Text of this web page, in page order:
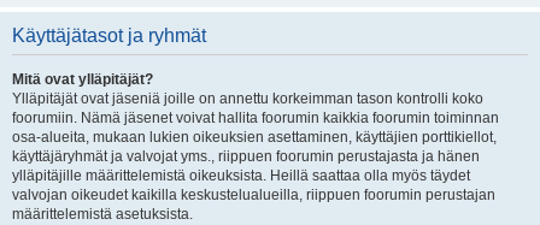
Käyttäjätasot ja ryhmät
Mitä ovat ylläpitäjät?
Ylläpitäjät ovat jäseniä joille on annettu korkeimman tason kontrolli koko
foorumiin. Nämä jäsenet voivat hallita foorumin kaikkia foorumin toiminnan
osa-alueita, mukaan lukien oikeuksien asettaminen, käyttäjien porttikiellot,
käyttäjäryhmät ja valvojat yms., riippuen foorumin perustajasta ja hänen
ylläpitäjille määrittelemistä oikeuksista. Heillä saattaa olla myös täydet
valvojan oikeudet kaikilla keskustelualueilla, riippuen foorumin perustajan
määrittelemistä asetuksista.